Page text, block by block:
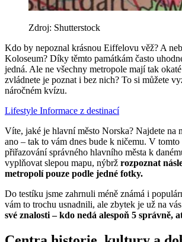
Zdroj: Shutterstock
Kdo by nepoznal krásnou Eiffelovu věž? A
Koloseum? Díky těmto památkám často
jedná. Ale ne všechny metropole mají tak
zvládnete je poznat i bez nich? To si můžete
náročném kvízu.
Lifestyle Informace z destinací
Víte, jaké je hlavní město Norska? Najdete na
ano – tak to vám dnes bude k ničemu. V
přiřazování správného hlavního města k
vyplňovat slepou mapu, nýbrž rozpoznat
metropolí pouze podle jedné fotky.
Do testíku jsme zahrnuli méně známá i
vám to trochu usnadnili, ale zbytek je už na
své znalosti – kdo nedá alespoň 5 správně,